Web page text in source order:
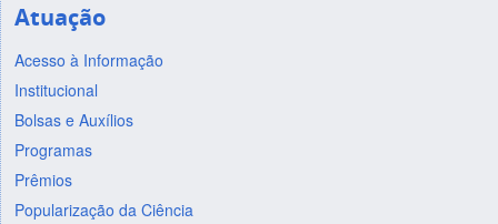
Atuação
Acesso à Informação
Institucional
Bolsas e Auxílios
Programas
Prêmios
Popularização da Ciência